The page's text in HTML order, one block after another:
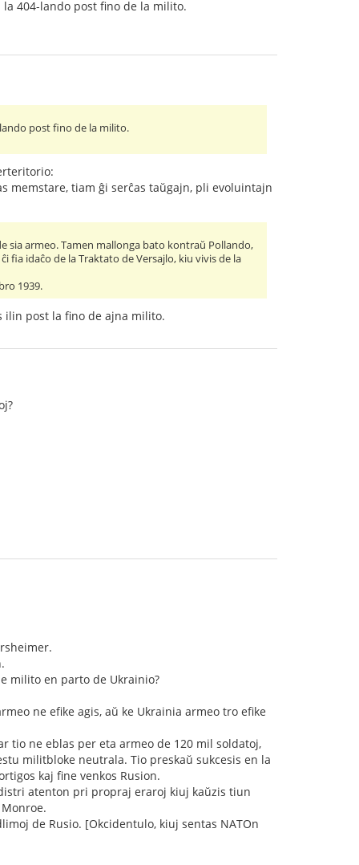
404-lando post fino de la milito.
post fino de la milito.
memstare, tiam ĝi serĉas taŭgajn, pli evoluintajn
sia armeo. Tamen mallonga bato kontraŭ Pollando,
fia idaĉo de la Traktato de Versajlo, kiu vivis de la
1939.
ilin post la fino de ajna milito.
milito en parto de Ukrainio?
ne efike agis, aŭ ke Ukrainia armeo tro efike
tio ne eblas per eta armeo de 120 mil soldatoj,
militbloke neutrala. Tio preskaŭ sukcesis en la
kaj fine venkos Rusion.
atenton pri propraj eraroj kiuj kaŭzis tiun
de Rusio. [Okcidentulo, kiuj sentas NATOn